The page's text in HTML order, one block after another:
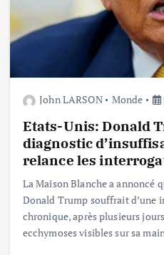
John LARSON Monde
Etats-Unis: Donald
diagnostic
relance les
La Maison Blanche a annoncé
Donald Trump souffrait d’une
chronique, après plusieurs
ecchymoses visibles sur sa